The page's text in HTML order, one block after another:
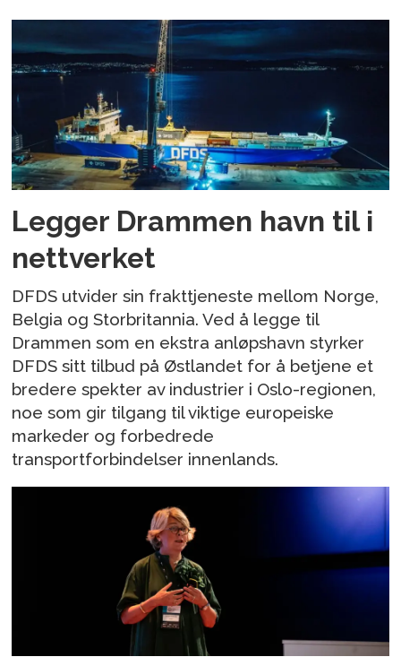
Legger Drammen havn til i
nettverket
DFDS utvider sin frakttjeneste mellom Norge,
Belgia og Storbritannia. Ved å legge til
Drammen som en ekstra anløpshavn styrker
DFDS sitt tilbud på Østlandet for å betjene et
bredere spekter av industrier i Oslo-regionen,
noe som gir tilgang til viktige europeiske
markeder og forbedrede
transportforbindelser innenlands.